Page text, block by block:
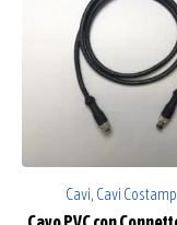
Cavi, Cavi